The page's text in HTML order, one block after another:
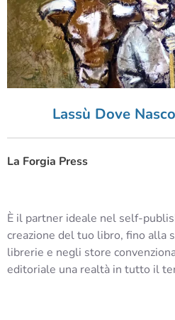
Lassù Dove
La Forgia Press
È il partner ideale nel self-
creazione del tuo libro, fino alla
librerie e negli store
editoriale una realtà in tutto il